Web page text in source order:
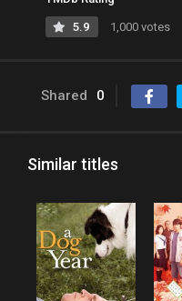
5.9 1,000 votes
Shared 0
Similar titles